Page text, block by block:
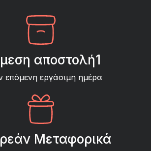
αποστολή1
επόμενη εργάσιμη ημέρα
Μεταφορικά